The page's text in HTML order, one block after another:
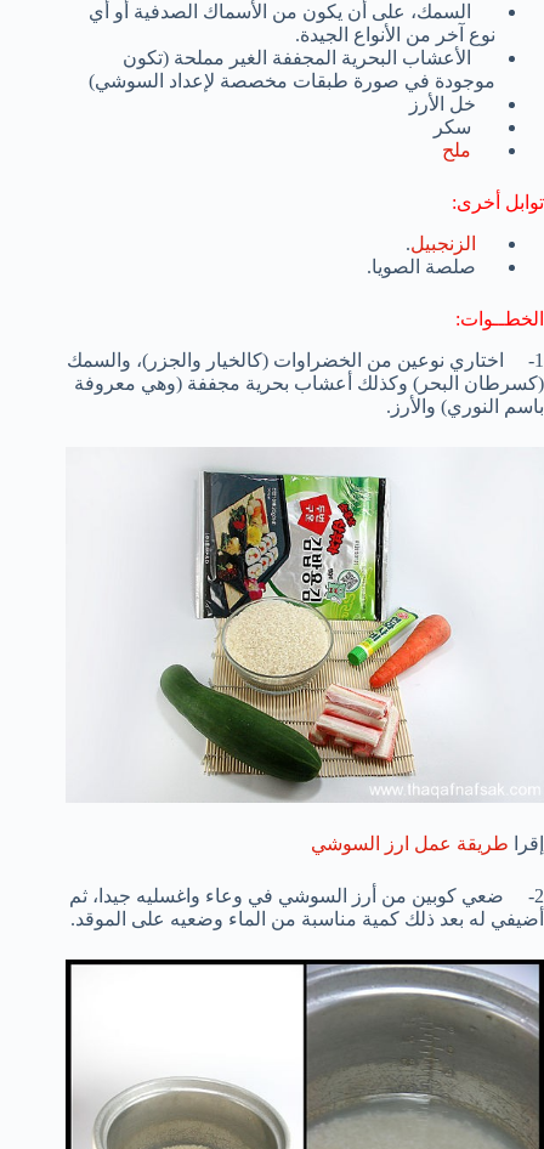
السمك، على أن يكون من الأسماك الصدفية أو أي
نوع آخر من الأنواع الجيدة.
الأعشاب البحرية المجففة الغير مملحة (تكون
موجودة في صورة طبقات مخصصة لإعداد السوشي)
خل الأرز
سكر
ملح
توابل أخرى:
الزنجبيل.
صلصة الصويا.
الخطــوات:
1- اختاري نوعين من الخضراوات (كالخيار والجزر)، والسمك
(كسرطان البحر) وكذلك أعشاب بحرية مجففة (وهي معروفة
باسم النوري) والأرز.
إقرا طريقة عمل ارز السوشي
2- ضعي كوبين من أرز السوشي في وعاء واغسليه جيدا، ثم
أضيفي له بعد ذلك كمية مناسبة من الماء وضعيه على الموقد.